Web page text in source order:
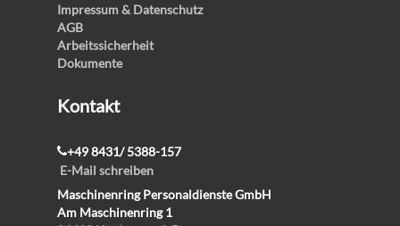
Impressum & Datenschutz
AGB
Arbeitssicherheit
Dokumente
Kontakt
+49 8431/ 5388-157
E-Mail schreiben
Maschinenring Personaldienste GmbH
Am Maschinenring 1